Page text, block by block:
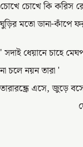
চোখে চোখে কি করিস
ঘুড়ির মতো ডানা-কাঁপে
' সদাই ধেয়ানে চাহে
না চলে নয়ন তারা '
তারারন্ধ্রে এসে, জুড়ে
দেমাকী